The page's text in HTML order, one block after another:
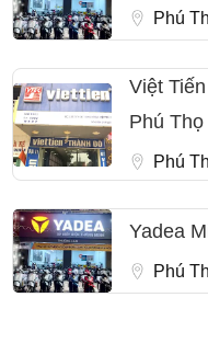
Phú
Việt
Phú Thọ
Phú
Yadea
Phú